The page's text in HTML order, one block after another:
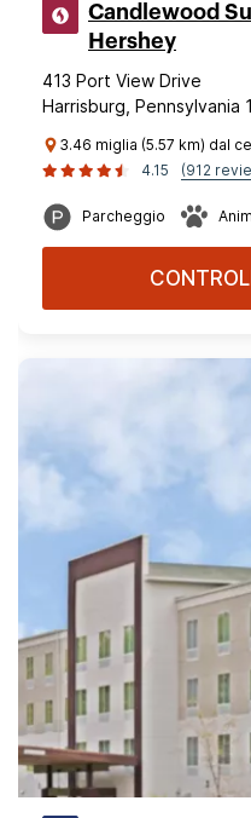
Candlewood
Hershey
413 Port View Drive
Harrisburg, Pennsylvania
3.46 miglia (5.57 km) dal
4.15
(912
Parcheggio